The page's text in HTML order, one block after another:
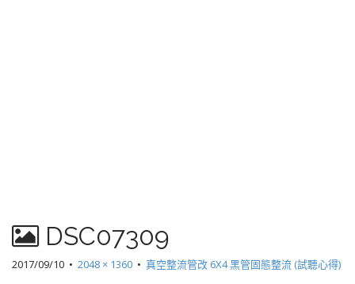
DSC07309
2017/09/10 • 2048 × 1360 • 真空整流管改 6X4 黑管固態整流 (試聽心得)